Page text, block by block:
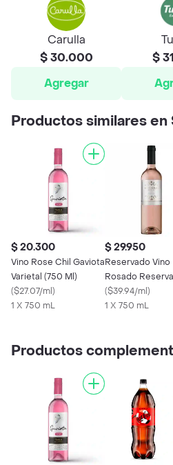
Carulla
$ 30.000
Agregar
$
Productos similares en
$ 20.300
Vino Rose Chil Gaviota
Varietal (750 Ml)
($27.07/ml)
1 X 750 mL
$ 29.950
Reservado Vino
Rosado Reserva
($39.94/ml)
1 X 750 mL
Productos